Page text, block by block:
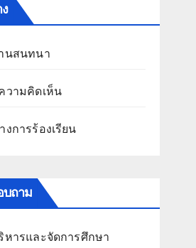
นสนทนา
วามคิดเห็น
งการร้องเรียน
บถาม
หารและจัดการศึกษา